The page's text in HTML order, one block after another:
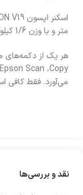
متر و با وزن 1/6 کیلوگرم طراحی و تولید شده است .
می‌آورد. فقط کافی
نقد و بررسی‌ها